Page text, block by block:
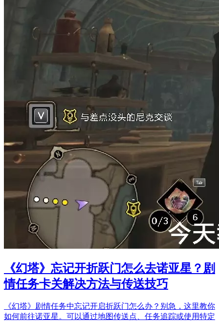
《幻塔》忘记开折跃门怎么去诺亚星？剧
情任务卡关解决方法与传送技巧
《幻塔》剧情任务中忘记开启折跃门怎么办？别急，这里教你
如何前往诺亚星。可以通过地图传送点、任务追踪或使用特定